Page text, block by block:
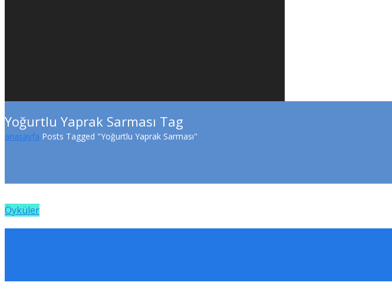
Yoğurtlu Yaprak Sarması Tag
anasayfa Posts Tagged "Yoğurtlu Yaprak Sarması"
Öyküler